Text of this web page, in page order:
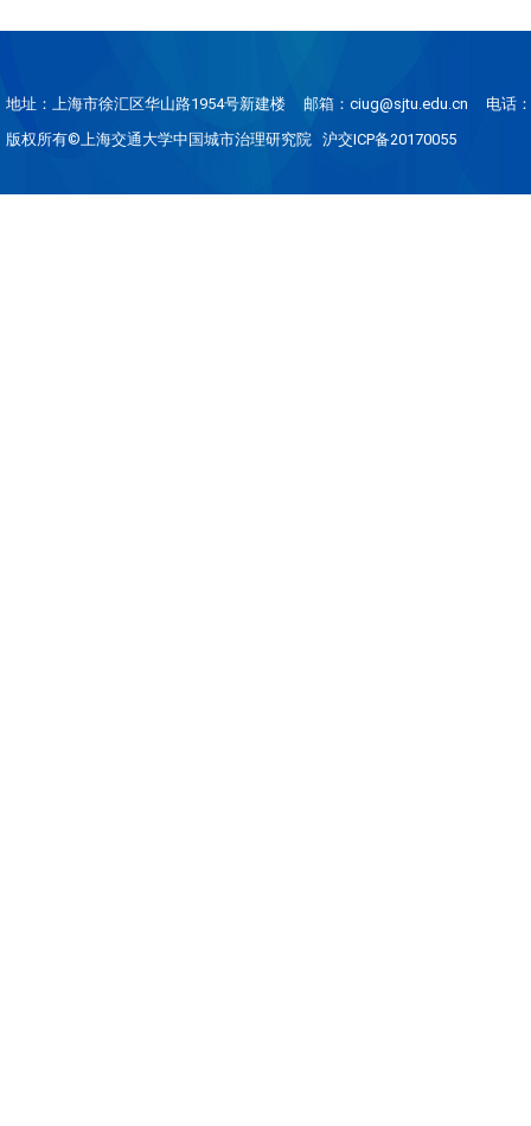
地址：上海市徐汇区华山路1954号新建楼 邮箱：ciug@sjtu.edu.cn 电话
版权所有©上海交通大学中国城市治理研究院 沪交ICP备20170055